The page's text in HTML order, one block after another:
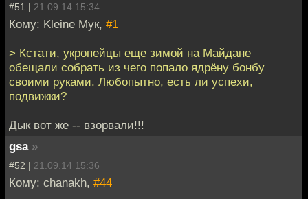
#51 | 21.09.14 15:34
Кому: Kleine Мук, #1
> Кстати, укропейцы еще зимой на Майдане
обещали собрать из чего попало ядрёну бонбу
своими руками. Любопытно, есть ли успехи,
подвижки?
Дык вот же -- взорвали!!!
gsa »
#52 | 21.09.14 15:36
Кому: chanakh, #44